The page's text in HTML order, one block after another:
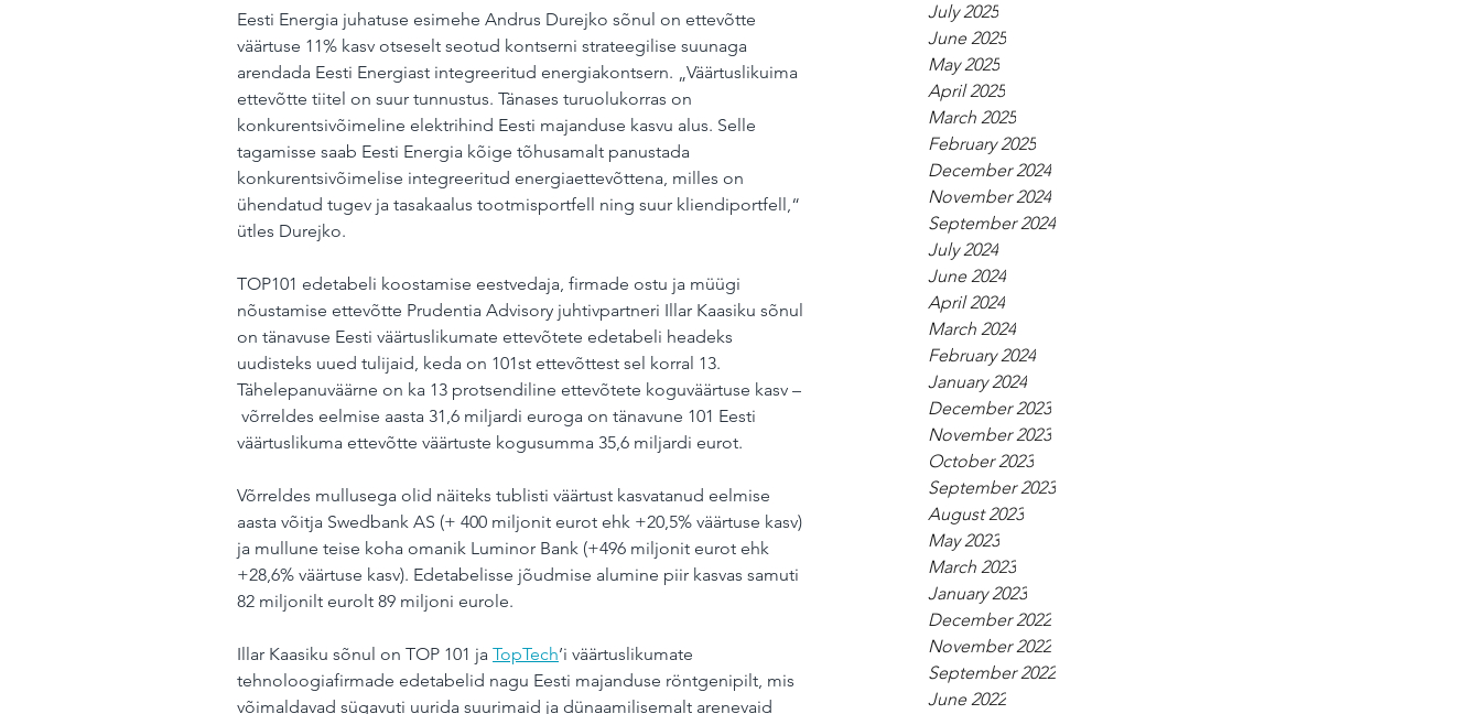
July 2025
June 2025
May 2025
April 2025
March 2025
February 2025
December 2024
November 2024
September 2024
July 2024
June 2024
April 2024
March 2024
February 2024
January 2024
December 2023
November 2023
October 2023
September 2023
August 2023
May 2023
March 2023
January 2023
December 2022
November 2022
September 2022
June 2022
Eesti Energia juhatuse esimehe Andrus Durejko sõnul on ettevõtte
väärtuse 11% kasv otseselt seotud kontserni strateegilise suunaga
arendada Eesti Energiast integreeritud energiakontsern. „Väärtuslikuima
ettevõtte tiitel on suur tunnustus. Tänases turuolukorras on
konkurentsivõimeline elektrihind Eesti majanduse kasvu alus. Selle
tagamisse saab Eesti Energia kõige tõhusamalt panustada
konkurentsivõimelise integreeritud energiaettevõttena, milles on
ühendatud tugev ja tasakaalus tootmisportfell ning suur kliendiportfell,“
ütles Durejko.
TOP101 edetabeli koostamise eestvedaja, firmade ostu ja müügi
nõustamise ettevõtte Prudentia Advisory juhtivpartneri Illar Kaasiku sõnul
on tänavuse Eesti väärtuslikumate ettevõtete edetabeli headeks
uudisteks uued tulijaid, keda on 101st ettevõttest sel korral 13.
Tähelepanuväärne on ka 13 protsendiline ettevõtete koguväärtuse kasv –
võrreldes eelmise aasta 31,6 miljardi euroga on tänavune 101 Eesti
väärtuslikuma ettevõtte väärtuste kogusumma 35,6 miljardi eurot.
Võrreldes mullusega olid näiteks tublisti väärtust kasvatanud eelmise
aasta võitja Swedbank AS (+ 400 miljonit eurot ehk +20,5% väärtuse kasv)
ja mullune teise koha omanik Luminor Bank (+496 miljonit eurot ehk
+28,6% väärtuse kasv). Edetabelisse jõudmise alumine piir kasvas samuti
82 miljonilt eurolt 89 miljoni eurole.
Illar Kaasiku sõnul on TOP 101 ja TopTech’i väärtuslikumate
tehnoloogiafirmade edetabelid nagu Eesti majanduse röntgenipilt, mis
võimaldavad sügavuti uurida suurimaid ja dünaamilisemalt arenevaid